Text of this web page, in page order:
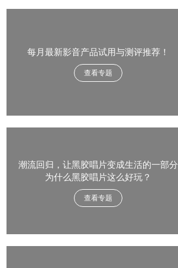
每月最新影音产品试用与测评推荐！
查看专题
潮流回归，让黑胶唱片变成生活的一部分
为什么黑胶唱片这么好玩？
查看专题